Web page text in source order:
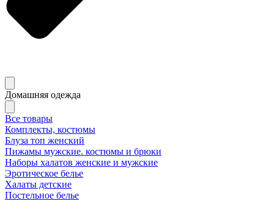
Домашняя одежда
Все товары
Комплекты, костюмы
Блуза топ женский
Пижамы мужские. костюмы и брюки
Наборы халатов женские и мужские
Эротическое белье
Халаты детские
Постельное белье